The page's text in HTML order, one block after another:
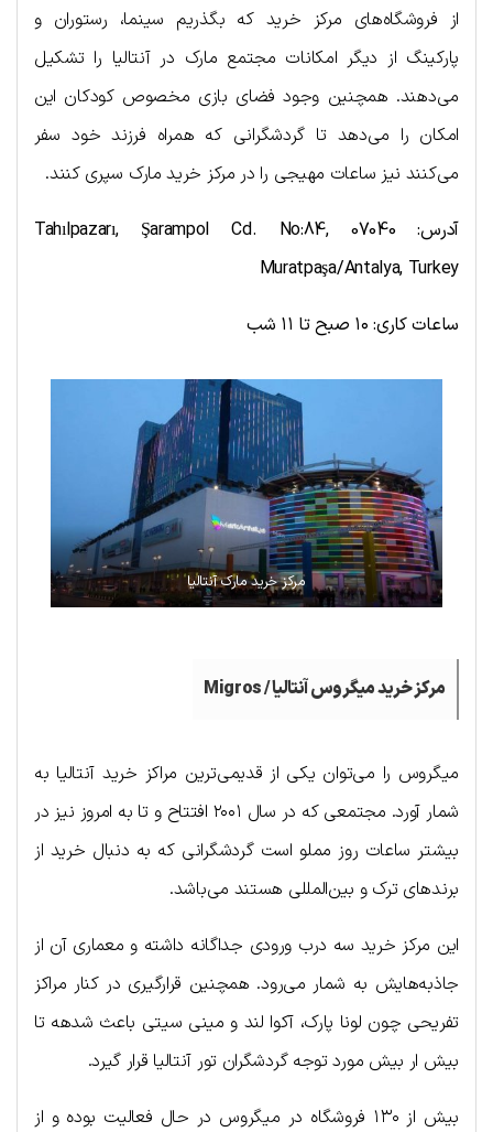
از فروشگاه‌های مرکز خرید که بگذریم سینما، رستوران و
پارکینگ از دیگر امکانات مجتمع مارک در آنتالیا را تشکیل
می‌دهند. همچنین وجود فضای بازی مخصوص کودکان این
امکان را می‌دهد تا گردشگرانی که همراه فرزند خود سفر
می‌کنند نیز ساعات مهیجی را در مرکز خرید مارک سپری کنند.
آدرس: Tahılpazarı, Şarampol Cd. No:84, 07040
Muratpaşa/Antalya, Turkey
ساعات کاری: ۱۰ صبح تا ۱۱ شب
مرکز خرید مارک آنتالیا
مرکز خرید میگروس آنتالیا /Migros
میگروس را می‌توان یکی از قدیمی‌ترین مراکز خرید آنتالیا به
شمار آورد. مجتمعی که در سال ۲۰۰۱ افتتاح و تا به امروز نیز در
بیشتر ساعات روز مملو است گردشگرانی که به دنبال خرید از
برندهای ترک و بین‌المللی هستند می‌باشد.
این مرکز خرید سه درب ورودی جداگانه داشته و معماری آن از
جاذبه‌هایش به شمار می‌رود. همچنین قرارگیری در کنار مراکز
تفریحی چون لونا پارک، آکوا لند و مینی سیتی باعث شدهه تا
بیش ار بیش مورد توجه گردشگران تور آنتالیا قرار گیرد.
بیش از ۱۳۰ فروشگاه در میگروس در حال فعالیت بوده و از